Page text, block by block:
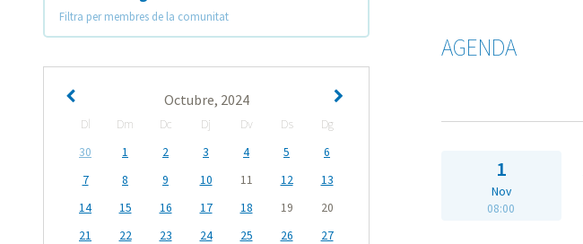
Filtra per membres de la comunitat
Octubre, 2024
Dl Dm Dc Dj Dv Ds
Dg
30
1 2 3 4 5
6
7
8 9 10 11 12
13
14
15 16 17 18 19
20
21
22 23 24 25 26
27
AGENDA
1
Nov
08:00